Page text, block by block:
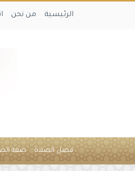
الرئيسية من نحن
فضل الصلاة صفة